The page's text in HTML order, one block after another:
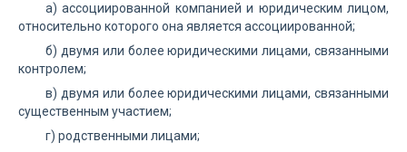
а) ассоциированной компанией и юридическим лицом,
относительно которого она является ассоциированной;
б) двумя или более юридическими лицами, связанными
контролем;
в) двумя или более юридическими лицами, связанными
существенным участием;
г) родственными лицами;